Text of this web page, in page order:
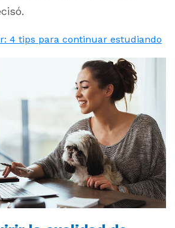
4 tips para continuar estudiando